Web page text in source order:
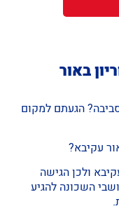
באור
הגעתם למקום
עקיבא?
ולכן הגישה
השכונה להגיע